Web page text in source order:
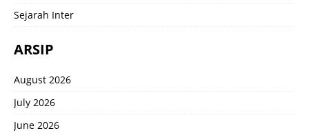
Sejarah Inter
ARSIP
August 2026
July 2026
June 2026